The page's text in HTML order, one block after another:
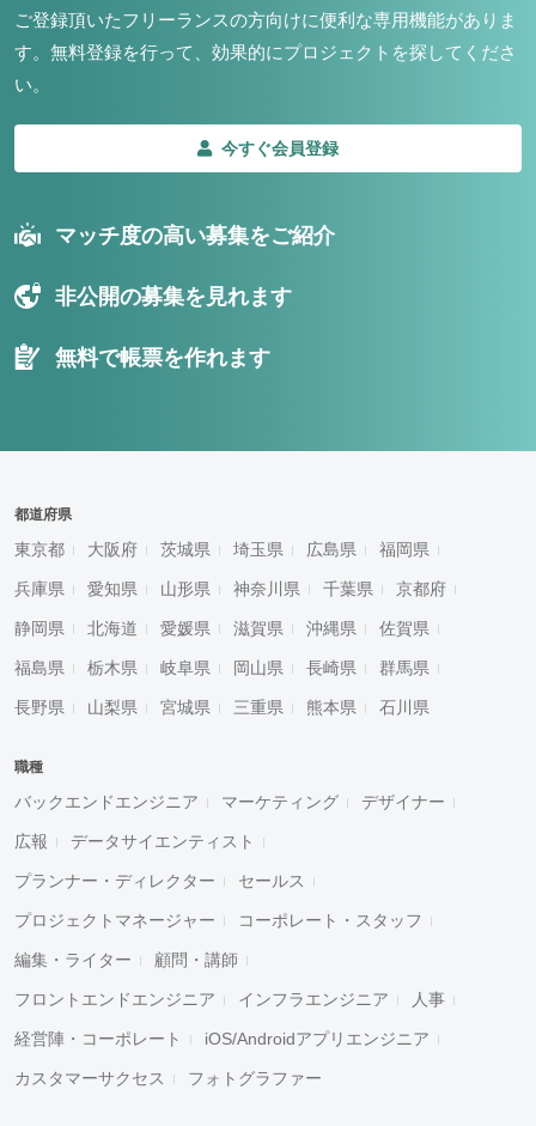
ご登録頂いたフリーランスの方向けに便利な専用機能がありま
す。 無料登録を行って、効果的にプロジェクトを探してくださ
い。
今すぐ会員登録
マッチ度の高い募集をご紹介
非公開の募集を見れます
無料で帳票を作れます
都道府県
東京都 大阪府 茨城県 埼玉県 広島県 福岡県
兵庫県 愛知県 山形県 神奈川県 千葉県 京都府
静岡県 北海道 愛媛県 滋賀県 沖縄県 佐賀県
福島県 栃木県 岐阜県 岡山県 長崎県 群馬県
長野県 山梨県 宮城県 三重県 熊本県 石川県
職種
バックエンドエンジニア マーケティング デザイナー
広報 データサイエンティスト
プランナー・ディレクター セールス
プロジェクトマネージャー コーポレート・スタッフ
編集・ライター 顧問・講師
フロントエンドエンジニア インフラエンジニア 人事
経営陣・コーポレート iOS/Androidアプリエンジニア
カスタマーサクセス フォトグラファー